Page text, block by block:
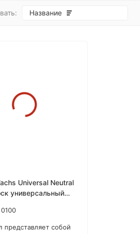
Название
Universal Neutral
универсальный
0100
представляет собой